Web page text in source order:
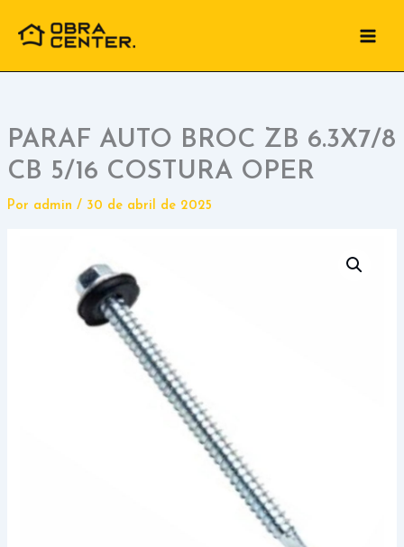
para
conteúdo
PARAF AUTO BROC ZB 6.3X7/8
CB 5/16 COSTURA OPER
Por admin / 30 de abril de 2025